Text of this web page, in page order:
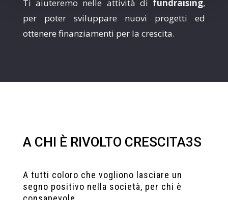
Ti aiuteremo nelle attività di fundraising,
per poter sviluppare nuovi progetti ed
ottenere finanziamenti per la crescita.
A CHI È RIVOLTO CRESCITA3S
A tutti coloro che vogliono lasciare un
segno positivo nella società, per chi è